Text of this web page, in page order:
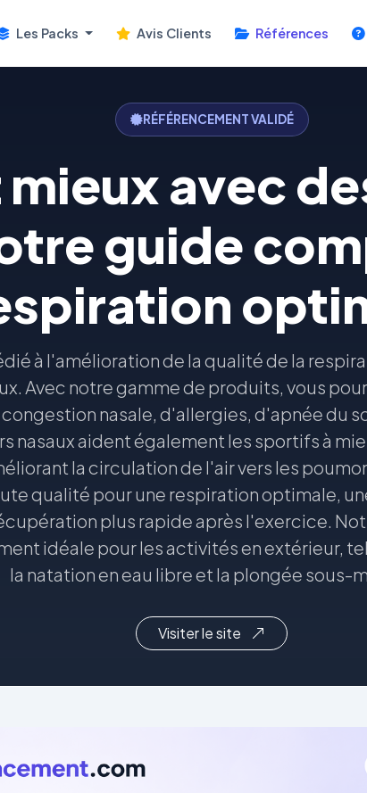
Les Packs Avis Clients Références
RÉFÉRENCEMENT VALIDÉ
mieux avec
guide
à l'amélioration de la qualité de la
Avec notre gamme de produits, vous
nasale, d'allergies, d'apnée du
nasaux aident également les sportifs à
la circulation de l'air vers les
qualité pour une respiration optimale,
plus rapide après l'exercice.
idéale pour les activités en extérieur,
la natation en eau libre et la plongée sous-
Visiter le site